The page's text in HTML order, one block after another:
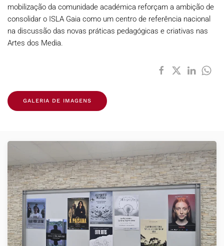
mobilização da comunidade académica reforçam a ambição de
consolidar o ISLA Gaia como um centro de referência nacional
na discussão das novas práticas pedagógicas e criativas nas
Artes dos Media.
GALERIA DE IMAGENS
VER